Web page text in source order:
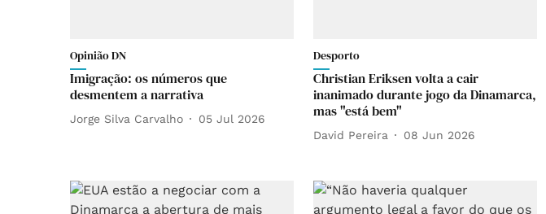
Opinião DN
Imigração: os números que
desmentem a narrativa
Jorge Silva Carvalho 05 Jul 2026
Desporto
Christian Eriksen volta a cair
inanimado durante jogo da Dinamarca,
mas "está bem"
David Pereira 08 Jun 2026